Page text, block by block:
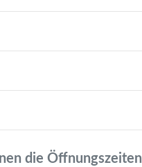
die Öffnungszeiten